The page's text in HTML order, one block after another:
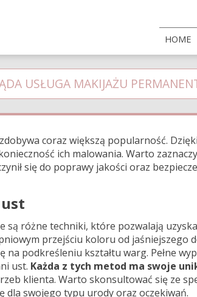
HOME
USŁUGA MAKIJAŻU
coraz większą popularność.
ich malowania. Warto
się do poprawy jakości oraz
różne techniki, które pozwalają
przejściu koloru od jaśniejszego
podkreśleniu kształtu warg. Pełne
ust. Każda z tych metod ma swoje
klienta. Warto skonsultować się ze
dla swojego typu urody oraz oczekiwań.